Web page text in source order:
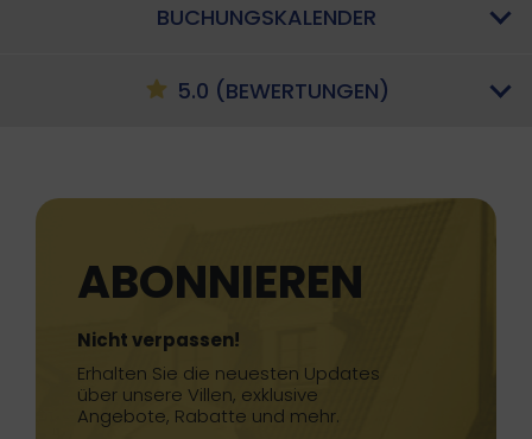
BUCHUNGSKALENDER
5.0 (BEWERTUNGEN)
ABONNIEREN
Nicht verpassen!
Erhalten Sie die neuesten Updates
über unsere Villen, exklusive
Angebote, Rabatte und mehr.